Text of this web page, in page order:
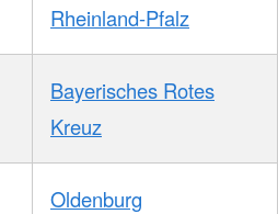
Rheinland-Pfalz
Bayerisches Rotes
Kreuz
Oldenburg